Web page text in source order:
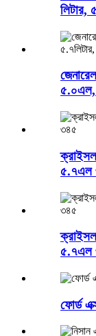
লিটার,
৫.৭এল
৫.৭এল
ফোর্ড